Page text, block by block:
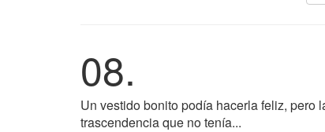
08.
Un vestido bonito podía hacerla feliz, pero
trascendencia que no tenía...